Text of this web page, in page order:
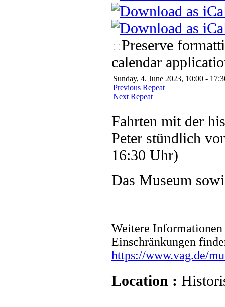
Preserve
calendar
Sunday, 4. June 2023, 10:00 -
Previous Repeat
Next Repeat
Fahrten mit der
Peter stündlich
16:30 Uhr)
Das Museum
Weitere
Einschränkungen
https://www.vag.de/
Location :